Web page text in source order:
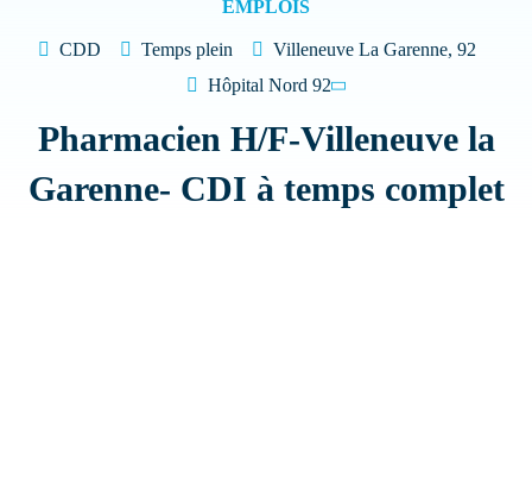
EMPLOIS
CDD Temps plein
Villeneuve La Garenne, 92
Hôpital Nord 92
Pharmacien H/F-Villeneuve la
Garenne- CDI à temps complet
Quel type de Résidence recherchez-vous
?